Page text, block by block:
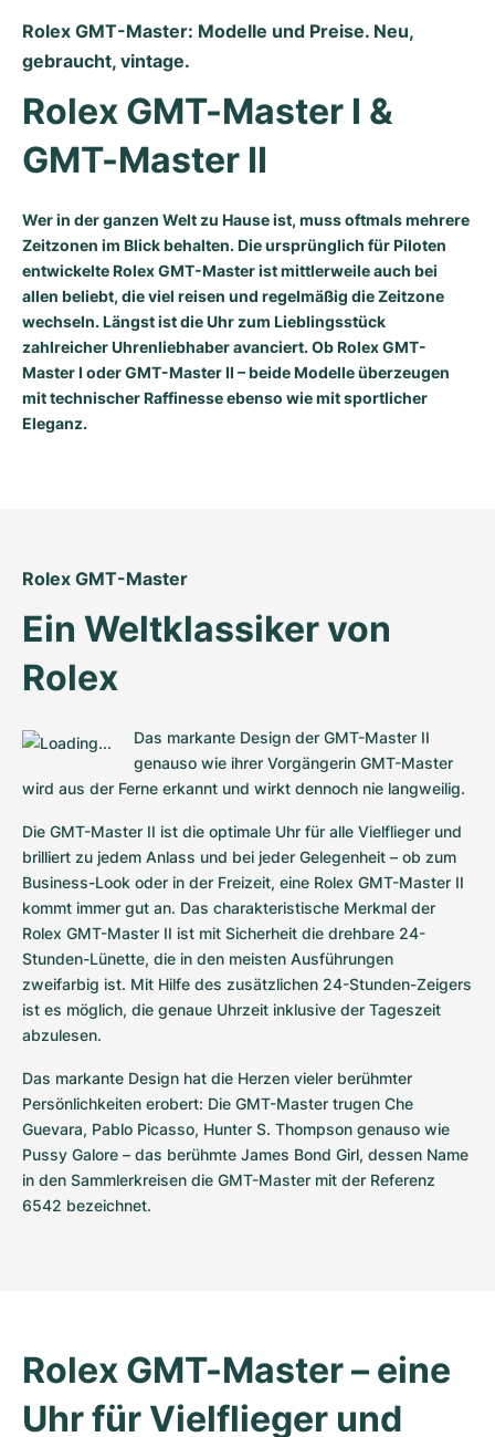
Rolex GMT-Master: Modelle und Preise. Neu,
gebraucht, vintage.
Rolex GMT-Master I &
GMT-Master II
Wer in der ganzen Welt zu Hause ist, muss oftmals mehrere
Zeitzonen im Blick behalten. Die ursprünglich für Piloten
entwickelte Rolex GMT-Master ist mittlerweile auch bei
allen beliebt, die viel reisen und regelmäßig die Zeitzone
wechseln. Längst ist die Uhr zum Lieblingsstück
zahlreicher Uhrenliebhaber avanciert. Ob Rolex GMT-
Master I oder GMT-Master II – beide Modelle überzeugen
mit technischer Raffinesse ebenso wie mit sportlicher
Eleganz.
Rolex GMT-Master
Ein Weltklassiker von
Rolex
Das markante Design der GMT-Master II
genauso wie ihrer Vorgängerin GMT-Master
wird aus der Ferne erkannt und wirkt dennoch nie langweilig.
Die GMT-Master II ist die optimale Uhr für alle Vielflieger und
brilliert zu jedem Anlass und bei jeder Gelegenheit – ob zum
Business-Look oder in der Freizeit, eine Rolex GMT-Master II
kommt immer gut an. Das charakteristische Merkmal der
Rolex GMT-Master II ist mit Sicherheit die drehbare 24-
Stunden-Lünette, die in den meisten Ausführungen
zweifarbig ist. Mit Hilfe des zusätzlichen 24-Stunden-Zeigers
ist es möglich, die genaue Uhrzeit inklusive der Tageszeit
abzulesen.
Das markante Design hat die Herzen vieler berühmter
Persönlichkeiten erobert: Die GMT-Master trugen Che
Guevara, Pablo Picasso, Hunter S. Thompson genauso wie
Pussy Galore – das berühmte James Bond Girl, dessen Name
in den Sammlerkreisen die GMT-Master mit der Referenz
6542 bezeichnet.
Rolex GMT-Master – eine
Uhr für Vielflieger und